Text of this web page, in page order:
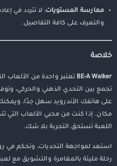
ممارسة المستويات: لا تتردد في
والتعرف على كافة التفاصيل.
خلاصة
BE-A Walker تعتبر واحدة من الألعاب
تجمع بين التحدي الذهني والحركي،
على هاتفك الأندرويد سهل جدًا،
مكان. إذا كنت من محبي الألعاب التي
اللعبة تستحق التجربة بلا شك.
استعد لمواجهة التحديات، وتحكم في
رحلة مليئة بالمغامرة والتشويق مع